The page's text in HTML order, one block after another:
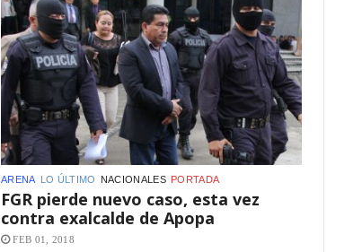
ARENA LO ÚLTIMO NACIONALES PORTADA
FGR pierde nuevo caso, esta vez
contra exalcalde de Apopa
FEB 01, 2018